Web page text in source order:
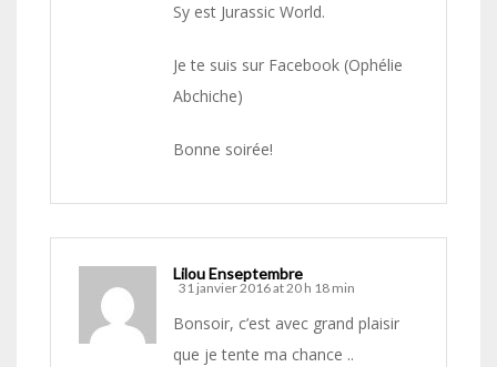
Sy est Jurassic World.
Je te suis sur Facebook (Ophélie
Abchiche)
Bonne soirée!
Lilou Enseptembre
31 janvier 2016 at 20 h 18 min
Bonsoir, c’est avec grand plaisir
que je tente ma chance ..